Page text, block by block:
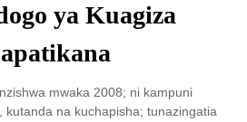
ya Kuagiza
mwaka 2008; ni kampuni
kutanda na kuchapisha; tunazingatia